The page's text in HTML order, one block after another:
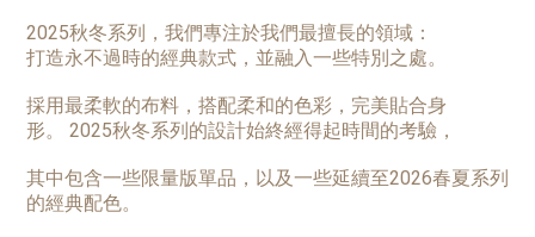
2025秋冬系列，我們專注於我們最擅長的領域：
打造永不過時的經典款式，並融入一些特別之處。
採用最柔軟的布料，搭配柔和的色彩，完美貼合身
形。 2025秋冬系列的設計始終經得起時間的考驗，
其中包含一些限量版單品，以及一些延續至2026春夏系列
的經典配色。